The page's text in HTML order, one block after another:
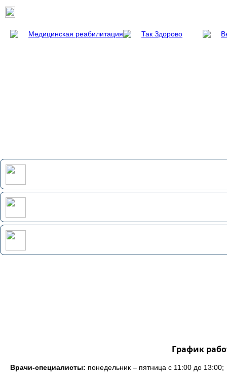
График
Врачи-специалисты: понедельник – пятница с 11:00 до 13:00;